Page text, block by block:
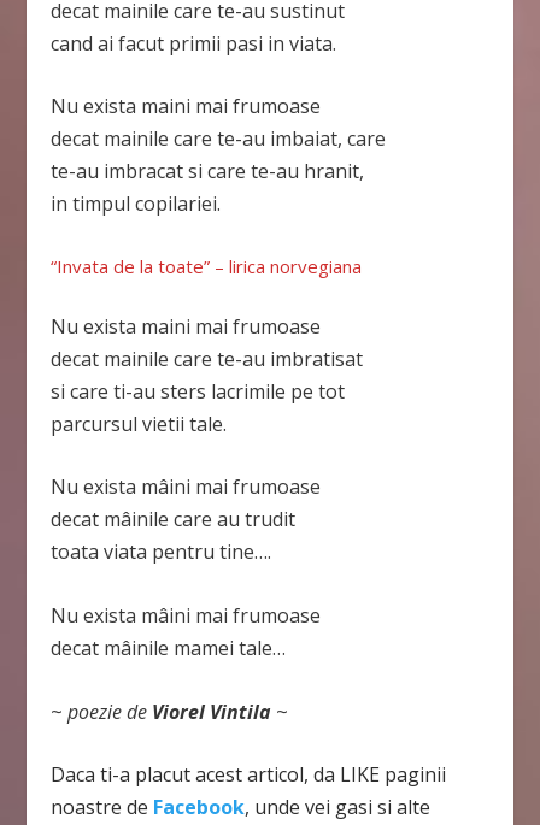
decat mainile care te-au sustinut
cand ai facut primii pasi in viata.
Nu exista maini mai frumoase
decat mainile care te-au imbaiat, care
te-au imbracat si care te-au hranit,
in timpul copilariei.
“Invata de la toate” – lirica norvegiana
Nu exista maini mai frumoase
decat mainile care te-au imbratisat
si care ti-au sters lacrimile pe tot
parcursul vietii tale.
Nu exista mâini mai frumoase
decat mâinile care au trudit
toata viata pentru tine….
Nu exista mâini mai frumoase
decat mâinile mamei tale…
~poezie de Viorel Vintila ~
Daca ti-a placut acest articol, da LIKE paginii
noastre de Facebook, unde vei gasi si alte